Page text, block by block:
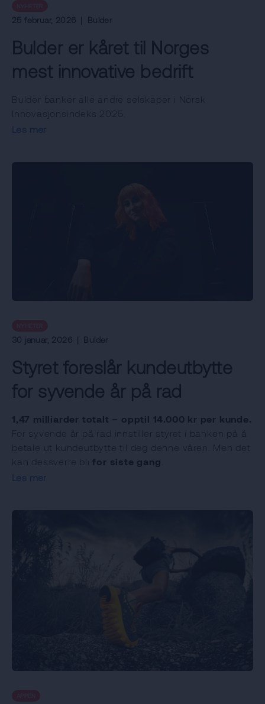
25 februar, 2026 | Bulder
Bulder er kåret til Norges
mest innovative bedrift
Bulder banker alle andre selskaper i Norsk
Innovasjonsindeks 2025.
Les mer
30 januar, 2026 | Bulder
Styret foreslår kundeutbytte
for syvende år på rad
1,47 milliarder totalt – opptil 14.000 kr per kunde.
For syvende år på rad innstiller styret i banken på å
betale ut kundeutbytte til deg denne våren. Men det
kan dessverre blifor siste gang
Les mer